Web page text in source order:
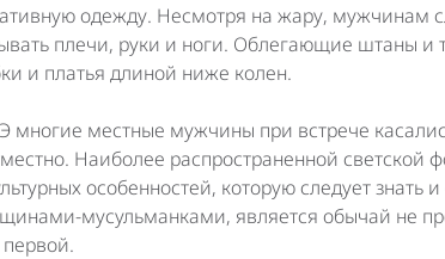
одежду. Несмотря на жару, мужчинам
плечи, руки и ноги. Облегающие штаны и
и платья длиной ниже колен.
местные мужчины при встрече
Наиболее распространенной светской
особенностей, которую следует знать
мусульманками, является обычай не